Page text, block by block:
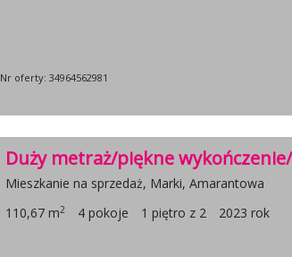
Nr oferty: 34964562981
Duży metraż/piękne
Mieszkanie na sprzedaż, Marki, Amarantowa
110,67 m2 4 pokoje 1 piętro z 2 2023 rok